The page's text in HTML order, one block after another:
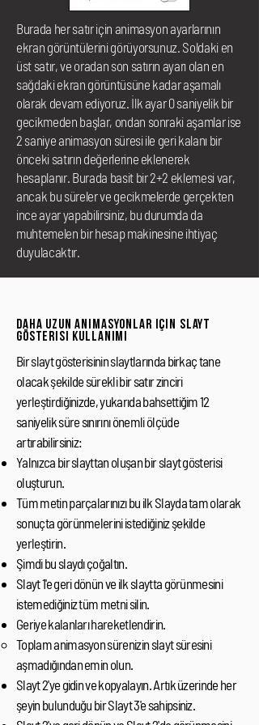
Burada her satır için animasyon ayarlarının
ekran görüntülerini görüyorsunuz. Soldaki en
üst satır, ve oradan son satırın ayarı olan en
sağdaki ekran görüntüsüne kadar aşamalı
olarak devam ediyoruz. İlk ayar 0 saniyelik bir
gecikmeden başlar, ondan sonraki aşamlar ise
2 saniye animasyon süresi ile geri kalanı bir
önceki satırın değerlerine eklenerek
hesaplanır. Burada basit bir 2+2 eklemesi var,
ancak bu süreler ve gecikmelerde gerçekten
ince ayar yapabilirsiniz, bu durumda da
muhtemelen bir hesap makinesine ihtiyaç
duyulacaktır.
daha uzun animasyonlar için slayt
gösterisi kullanımı
Bir slayt gösterisinin slaytlarında birkaç tane
olacak şekilde sürekli bir satır zinciri
yerleştirdiğinizde, yukarıda bahsettiğim 12
saniyelik süre sınırını önemli ölçüde
artırabilirsiniz:
Yalnızca bir slayttan oluşan bir slayt gösterisi
oluşturun.
Tüm metin parçalarınızı bu ilk Slayda tam olarak
sonuçta görünmelerini istediğiniz şekilde
yerleştirin.
Şimdi bu slaydı çoğaltın.
Slayt 1'e geri dönün ve ilk slaytta görünmesini
istemediğiniz tüm metni silin.
Geriye kalanları hareketlendirin.
Toplam animasyon sürenizin slayt süresini
aşmadığından emin olun.
Slayt 2'ye gidin ve kopyalayın. Artık üzerinde her
şeyin bulunduğu bir Slayt 3'e sahipsiniz.​